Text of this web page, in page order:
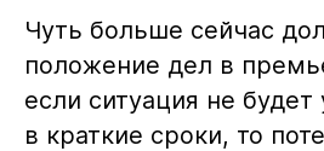
Чуть больше сейчас
положение дел в
если ситуация не будет
в краткие сроки, то